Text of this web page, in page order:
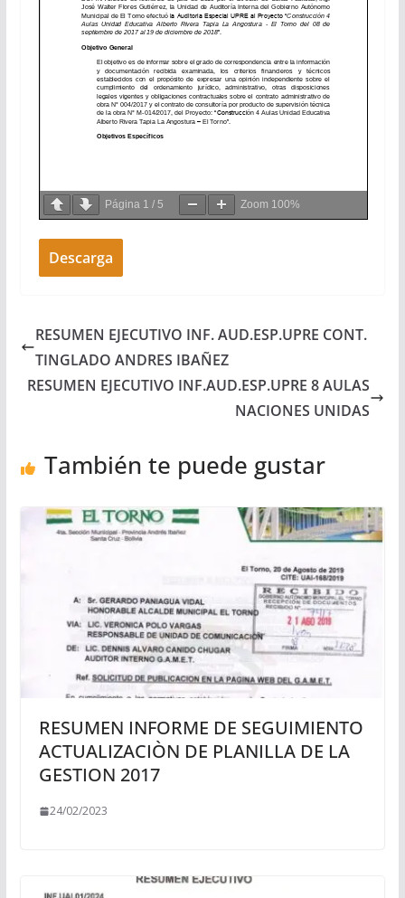
Página 1 / 5 Zoom 100%
Descarga
RESUMEN EJECUTIVO INF. AUD.ESP.UPRE CONT.
TINGLADO ANDRES IBAÑEZ
RESUMEN EJECUTIVO INF.AUD.ESP.UPRE 8 AULAS
NACIONES UNIDAS
También te puede gustar
RESUMEN INFORME DE SEGUIMIENTO
ACTUALIZACIÒN DE PLANILLA DE LA
GESTION 2017
24/02/2023